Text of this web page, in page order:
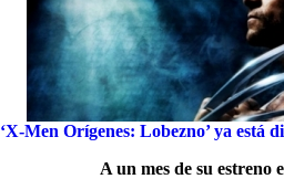
‘X-Men Orígenes: Lobezno’ ya está
A un mes de su estreno